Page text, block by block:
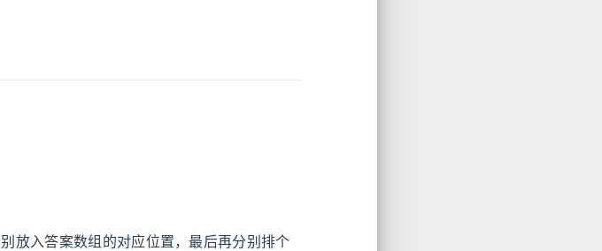
放入答案数组的对应位置，最后再分别排个